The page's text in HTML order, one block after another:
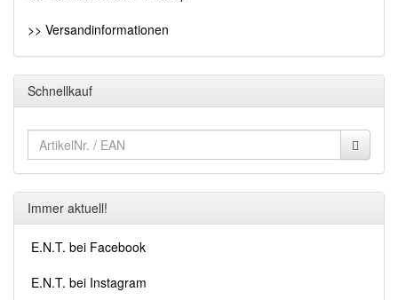
>> Versandinformationen
Schnellkauf
Immer aktuell!
E.N.T. bei Facebook
E.N.T. bei Instagram